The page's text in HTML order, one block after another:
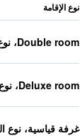
نوع الإقامة
Double room، نوع السرير غير معروف
Deluxe room، نوع السرير غير معروف
غرفة قياسية،